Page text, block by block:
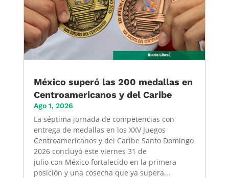
México superó las 200 medallas en
Centroamericanos y del Caribe
Ago 1, 2026
La séptima jornada de competencias con
entrega de medallas en los XXV Juegos
Centroamericanos y del Caribe Santo Domingo
2026 concluyó este viernes 31 de
julio con México fortalecido en la primera
posición y una cosecha que ya supera...